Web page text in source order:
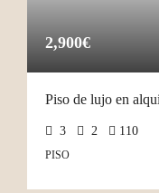
2,900€
Piso de lujo en
3 2 110
PISO